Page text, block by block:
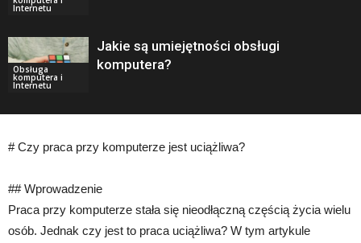
Internetu
Obsługa
komputera i
Internetu
Jakie są umiejętności obsługi
komputera?
# Czy praca przy komputerze jest uciążliwa?
## Wprowadzenie
Praca przy komputerze stała się nieodłączną częścią życia wielu
osób. Jednak czy jest to praca uciążliwa? W tym artykule